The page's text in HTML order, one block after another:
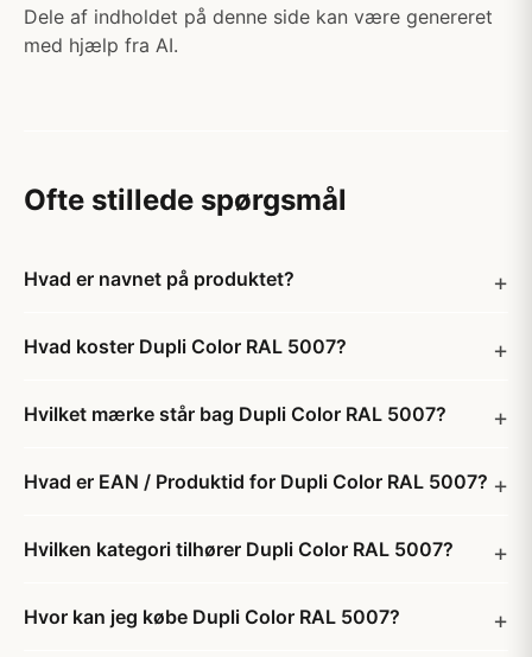
Dele af indholdet på denne side kan være genereret
med hjælp fra AI.
Ofte stillede spørgsmål
Hvad er navnet på produktet?
Hvad koster Dupli Color RAL 5007?
Hvilket mærke står bag Dupli Color RAL 5007?
Hvad er EAN / Produktid for Dupli Color RAL 5007?
Hvilken kategori tilhører Dupli Color RAL 5007?
Hvor kan jeg købe Dupli Color RAL 5007?